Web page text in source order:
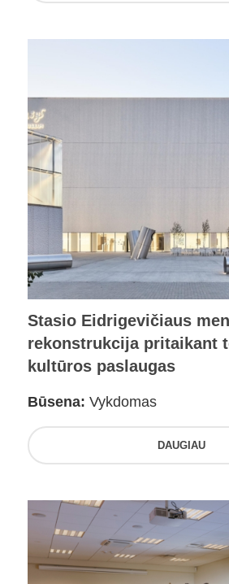
Stasio Eidrigevičiaus
rekonstrukcija pritaikant
kultūros paslaugas
Būsena: Vykdomas
DAUGIAU